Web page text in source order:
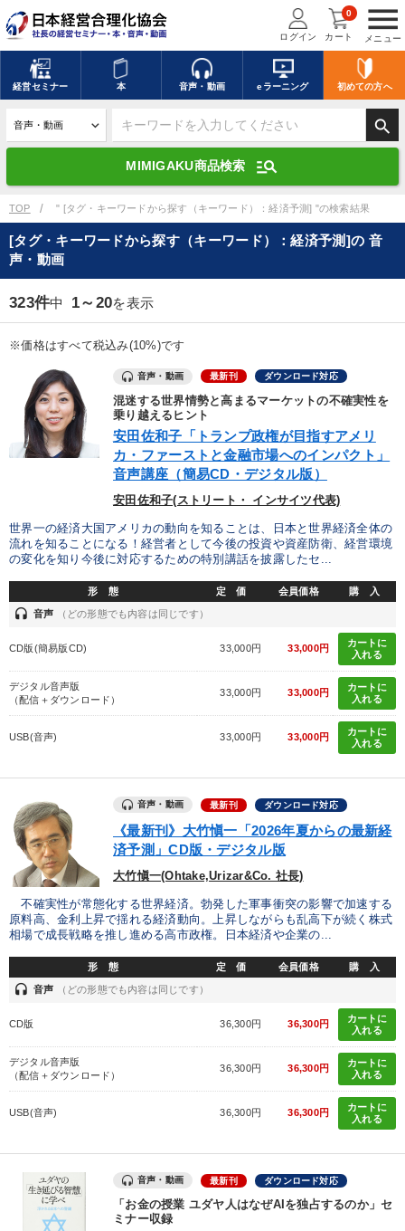
menu
メニュー
ログイン カート
0
経営セミナー 本 音声・動画 eラーニング 初めての方へ
search
MIMIGAKU商品検索 manage_search
キーワードを入力して探す
デジタル版対応のみ検索結果に表示する
search 上記の条件で検索
mic 講演収録物を探す
全国経営者セミナー講演収録物（全1315タイトル）からお探しいただけ
ます
優秀各社の智恵と戦略 事業家のロマンと経営
若手異才経営者の発想 専門家のアドバイス
リーダーの器量を学ぶ
テーマ
オーナー社長の「現場力の経営」＋現場の「儲ける力」をさらに
高める教材２選
【5月】音声・映像
最新刊・戦略参謀ChatGPT実戦法と中小企業のDXと講話ご案内
業種
製造業 卸売・小売・飲食業 建設・不動産業
IT・サービス・金融業 コンサルタント 専門家
運勢・先見
中村天風
ondemand_video 経営音声・動画を探す refresh 更新する
全国経営者セミナー収録物以外の経営教材（全762タイトル）からお探
しいただけます
TOP " [タグ・キーワードから探す（キーワード）：経済予測] "の検索結果
[タグ・キーワードから探す（キーワード）：経済予測]の 音
声・動画
323件中 1～20を表示
※価格はすべて税込み(10%)です
音声・動画 最新刊 ダウンロード対応
混迷する世界情勢と高まるマーケットの不確実性を
乗り越えるヒント
安田佐和子「トランプ政権が目指すアメリ
カ・ファーストと金融市場へのインパクト」
音声講座（簡易CD・デジタル版）
安田佐和子(ストリート・ インサイツ代表)
世界一の経済大国アメリカの動向を知ることは、日本と世界経済全体の
流れを知ることになる！経営者として今後の投資や資産防衛、経営環境
の変化を知り今後に対応するための特別講話を披露したセ...
形 態 定 価 会員価格 購 入
headset 音声 （どの形態でも内容は同じです）
CD版(簡易版CD) 33,000円 33,000円
カートに
入れる
デジタル音声版
（配信＋ダウンロード）
33,000円 33,000円
カートに
入れる
USB(音声) 33,000円 33,000円
カートに
入れる
音声・動画 最新刊 ダウンロード対応
《最新刊》大竹愼一「2026年夏からの最新経
済予測」CD版・デジタル版
大竹愼一(Ohtake,Urizar&Co. 社長)
不確実性が常態化する世界経済。勃発した軍事衝突の影響で加速する
原料高、金利上昇で揺れる経済動向。上昇しながらも乱高下が続く株式
相場で成長戦略を推し進める高市政権。日本経済や企業の...
形 態 定 価 会員価格 購 入
headset 音声 （どの形態でも内容は同じです）
CD版 36,300円 36,300円
カートに
入れる
デジタル音声版
（配信＋ダウンロード）
36,300円 36,300円
カートに
入れる
USB(音声) 36,300円 36,300円
カートに
入れる
音声・動画 最新刊 ダウンロード対応
「お金の授業 ユダヤ人はなぜAIを独占するのか」セ
ミナー収録